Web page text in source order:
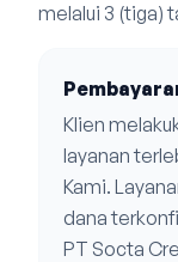
melalui 3 (tiga)
Klien
layanan
Kami.
dana
PT Socta